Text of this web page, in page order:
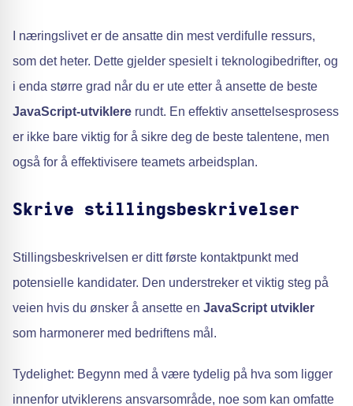
I næringslivet er de ansatte din mest verdifulle ressurs,
som det heter. Dette gjelder spesielt i teknologibedrifter, og
i enda større grad når du er ute etter å ansette de beste
JavaScript-utviklere rundt. En effektiv ansettelsesprosess
er ikke bare viktig for å sikre deg de beste talentene, men
også for å effektivisere teamets arbeidsplan.
Skrive stillingsbeskrivelser
Stillingsbeskrivelsen er ditt første kontaktpunkt med
potensielle kandidater. Den understreker et viktig steg på
veien hvis du ønsker å ansette en JavaScript utvikler
som harmonerer med bedriftens mål.
Tydelighet: Begynn med å være tydelig på hva som ligger
innenfor utviklerens ansvarsområde, noe som kan omfatte